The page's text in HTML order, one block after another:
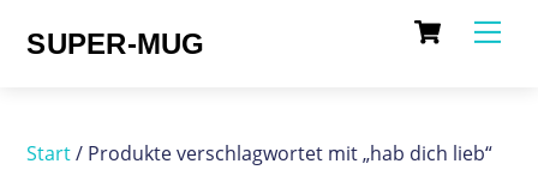
Cart
SUPER-MUG
Start/ Produkte verschlagwortet mit „hab dich lieb“